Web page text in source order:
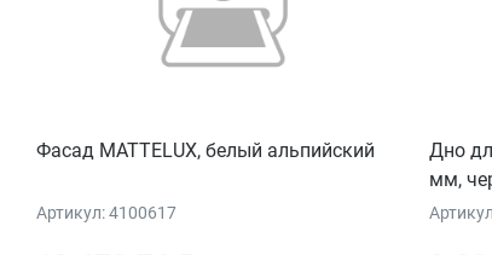
Фасад MATTELUX, белый альпийский
Артикул: 4100617
Дно
мм,